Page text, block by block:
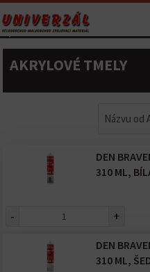
AKRYLOVÉ TMELY
Názvu od
DEN
310 ML,
- +
DEN
310 ML,